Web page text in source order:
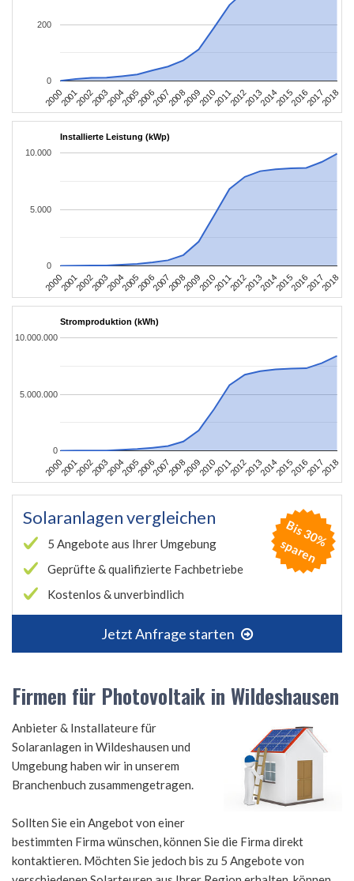
2000200120022003200420052006200720082009201020112012201320142015201620172018
0
200
Installierte Leistung (kWp)
2000200120022003200420052006200720082009201020112012201320142015201620172018
0
5.000
10.000
Stromproduktion (kWh)
2000200120022003200420052006200720082009201020112012201320142015201620172018
0
5.000.000
10.000.000
Solaranlagen vergleichen
5 Angebote aus Ihrer Umgebung
Geprüfte & qualifizierte Fachbetriebe
Kostenlos & unverbindlich
Jetzt Anfrage starten
B
is
3
0
%
s
p
a
r
e
n
Firmen für Photovoltaik in Wildeshausen
Anbieter & Installateure für
Solaranlagen in Wildeshausen und
Umgebung haben wir in unserem
Branchenbuch zusammengetragen.
Sollten Sie ein Angebot von einer
bestimmten Firma wünschen, können Sie die Firma direkt
kontaktieren. Möchten Sie jedoch bis zu 5 Angebote von